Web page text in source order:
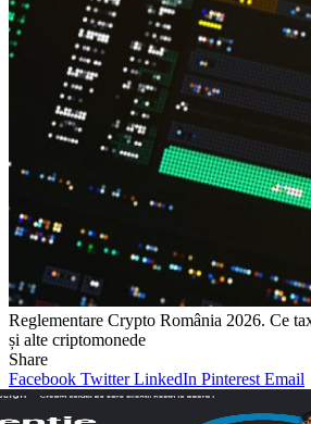
Reglementare Crypto România 2026. Ce
și alte criptomonede
Share
Facebook Twitter LinkedIn Pinterest Email